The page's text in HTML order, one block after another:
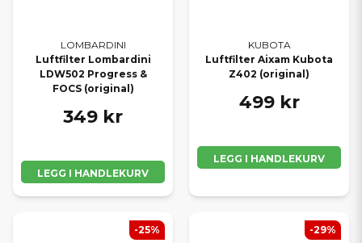
LOMBARDINI
Luftfilter Lombardini
LDW502 Progress &
FOCS (original)
349 kr
LEGG I HANDLEKURV
KUBOTA
Luftfilter Aixam Kubota
Z402 (original)
499 kr
LEGG I HANDLEKURV
-25% -29%